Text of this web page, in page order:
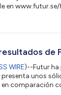
en
exposición a la
significativo
de
WIRE)--Futur ha
unos
en comparación